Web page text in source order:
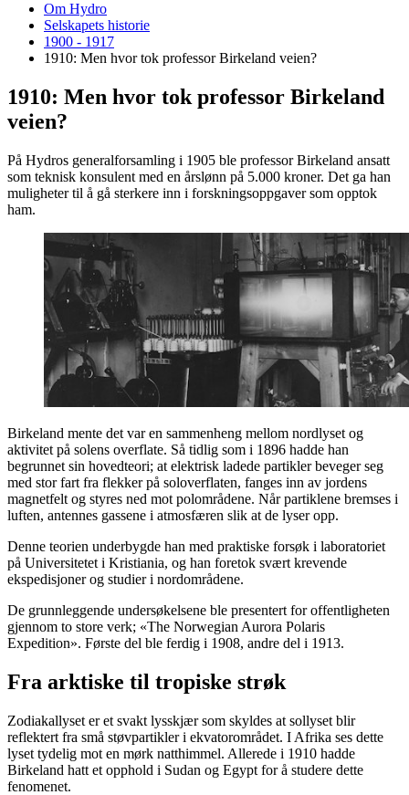
Om Hydro
Selskapets historie
1900 - 1917
1910: Men hvor tok professor Birkeland veien?
1910: Men hvor tok professor Birkeland
veien?
På Hydros generalforsamling i 1905 ble professor Birkeland ansatt
som teknisk konsulent med en årslønn på 5.000 kroner. Det ga han
muligheter til å gå sterkere inn i forskningsoppgaver som opptok
ham.
Birkeland mente det var en sammenheng mellom nordlyset og
aktivitet på solens overflate. Så tidlig som i 1896 hadde han
begrunnet sin hovedteori; at elektrisk ladede partikler beveger seg
med stor fart fra flekker på soloverflaten, fanges inn av jordens
magnetfelt og styres ned mot polområdene. Når partiklene bremses i
luften, antennes gassene i atmosfæren slik at de lyser opp.
Denne teorien underbygde han med praktiske forsøk i laboratoriet
på Universitetet i Kristiania, og han foretok svært krevende
ekspedisjoner og studier i nordområdene.
De grunnleggende undersøkelsene ble presentert for offentligheten
gjennom to store verk; «The Norwegian Aurora Polaris
Expedition». Første del ble ferdig i 1908, andre del i 1913.
Fra arktiske til tropiske strøk
Zodiakallyset er et svakt lysskjær som skyldes at sollyset blir
reflektert fra små støvpartikler i ekvatorområdet. I Afrika ses dette
lyset tydelig mot en mørk natthimmel. Allerede i 1910 hadde
Birkeland hatt et opphold i Sudan og Egypt for å studere dette
fenomenet.